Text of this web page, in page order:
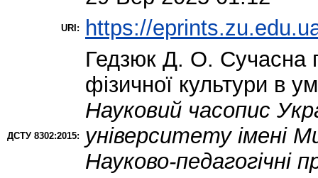
URI: https://
ДСТУ 8302:2015:
Гедзюк Д. О. Сучасна
фізичної культури в
Науковий часопис
університету імені
Науково-педагогічні